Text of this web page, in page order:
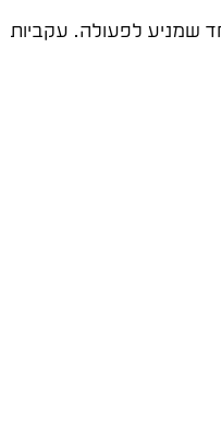
עסקי, ואחד שמניע לפעולה. עקביות